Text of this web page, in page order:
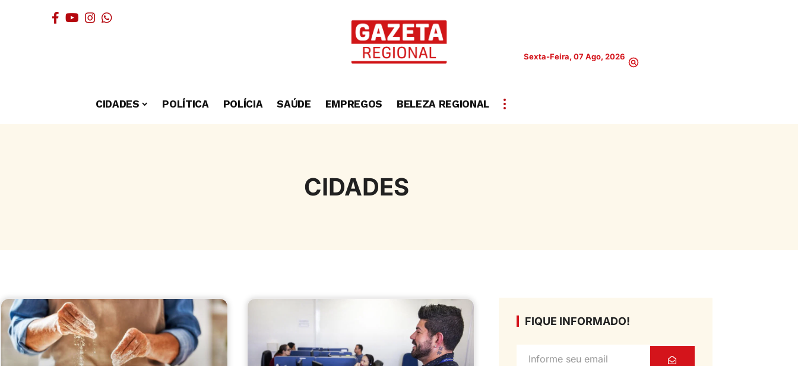
Sexta-Feira, 07 Ago, 2026
CIDADES POLÍTICA POLÍCIA SAÚDE EMPREGOS BELEZA REGIONAL
CIDADES
FIQUE INFORMADO!